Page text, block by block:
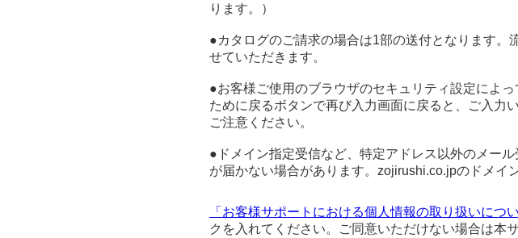
ります。）
●カタログのご請求の場合は1部の送付となります。
せていただきます。
●お客様ご使用のブラウザのセキュリティ設定によ
ために戻るボタンで再び入力画面に戻ると、ご入力
ご注意ください。
●ドメイン指定受信など、特定アドレス以外のメー
が届かない場合があります。zojirushi.co.jpのドメイ
「お客様サポートにおける個人情報の取り扱いについ
クを入れてください。ご同意いただけない場合は本